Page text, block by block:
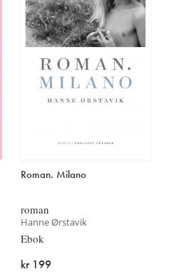
Roman. Milano
roman
Hanne Ørstavik
Ebok
kr 199